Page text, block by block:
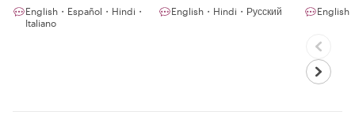
English・Español・Hindi・
Italiano
English・Hindi・Русский English